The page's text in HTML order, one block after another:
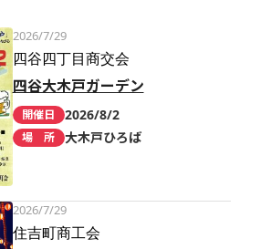
2026/7/29
四谷四丁目商交会
四谷大木戸ガーデン
開催日 2026/8/2
場 所 大木戸ひろば
2026/7/29
住吉町商工会